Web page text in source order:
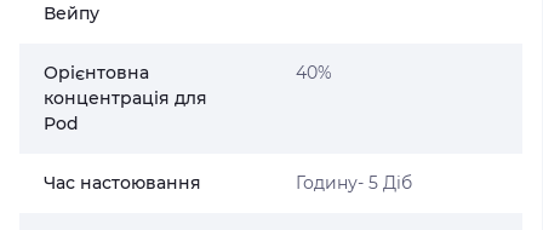
Вейпу
Орієнтовна
концентрація для
Pod
40%
Час настоювання Годину- 5 Діб